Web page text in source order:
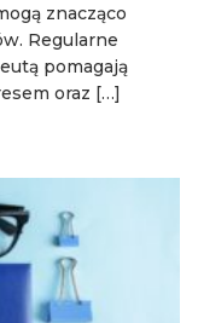
znacząco
Regularne
pomagają
oraz […]